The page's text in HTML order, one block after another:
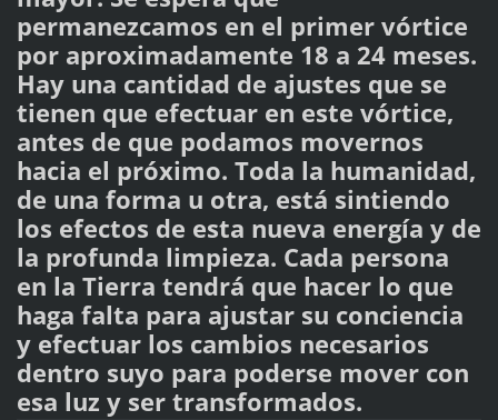
permanezcamos en el primer vórtice
por aproximadamente 18 a 24 meses.
Hay una cantidad de ajustes que se
tienen que efectuar en este vórtice,
antes de que podamos movernos
hacia el próximo. Toda la humanidad,
de una forma u otra, está sintiendo
los efectos de esta nueva energía y de
la profunda limpieza. Cada persona
en la Tierra tendrá que hacer lo que
haga falta para ajustar su conciencia
y efectuar los cambios necesarios
dentro suyo para poderse mover con
esa luz y ser transformados.